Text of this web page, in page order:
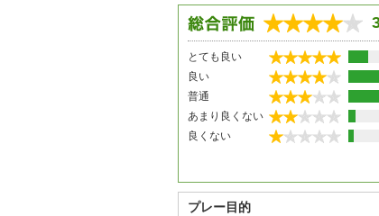
とても良い
良い
普通
あまり良くない
良くない
プレー目的